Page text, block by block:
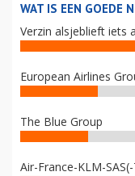
WAT IS EEN GOEDE
Verzin alsjeblieft iets
European Airlines
The Blue Group
Air-France-KLM-